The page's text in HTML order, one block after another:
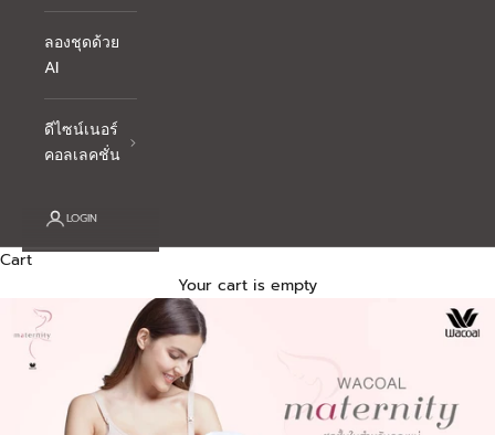
ลองชุดด้วย
AI
ดีไซน์เนอร์
คอลเลคชั่น
LOGIN
Cart
Your cart is empty